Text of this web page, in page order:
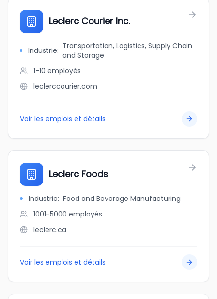
Leclerc Courier Inc.
Industrie: Transportation, Logistics, Supply Chain
and Storage
1-10 employés
leclerccourier.com
Voir les emplois et détails
Leclerc Foods
Industrie: Food and Beverage Manufacturing
1001-5000 employés
leclerc.ca
Voir les emplois et détails